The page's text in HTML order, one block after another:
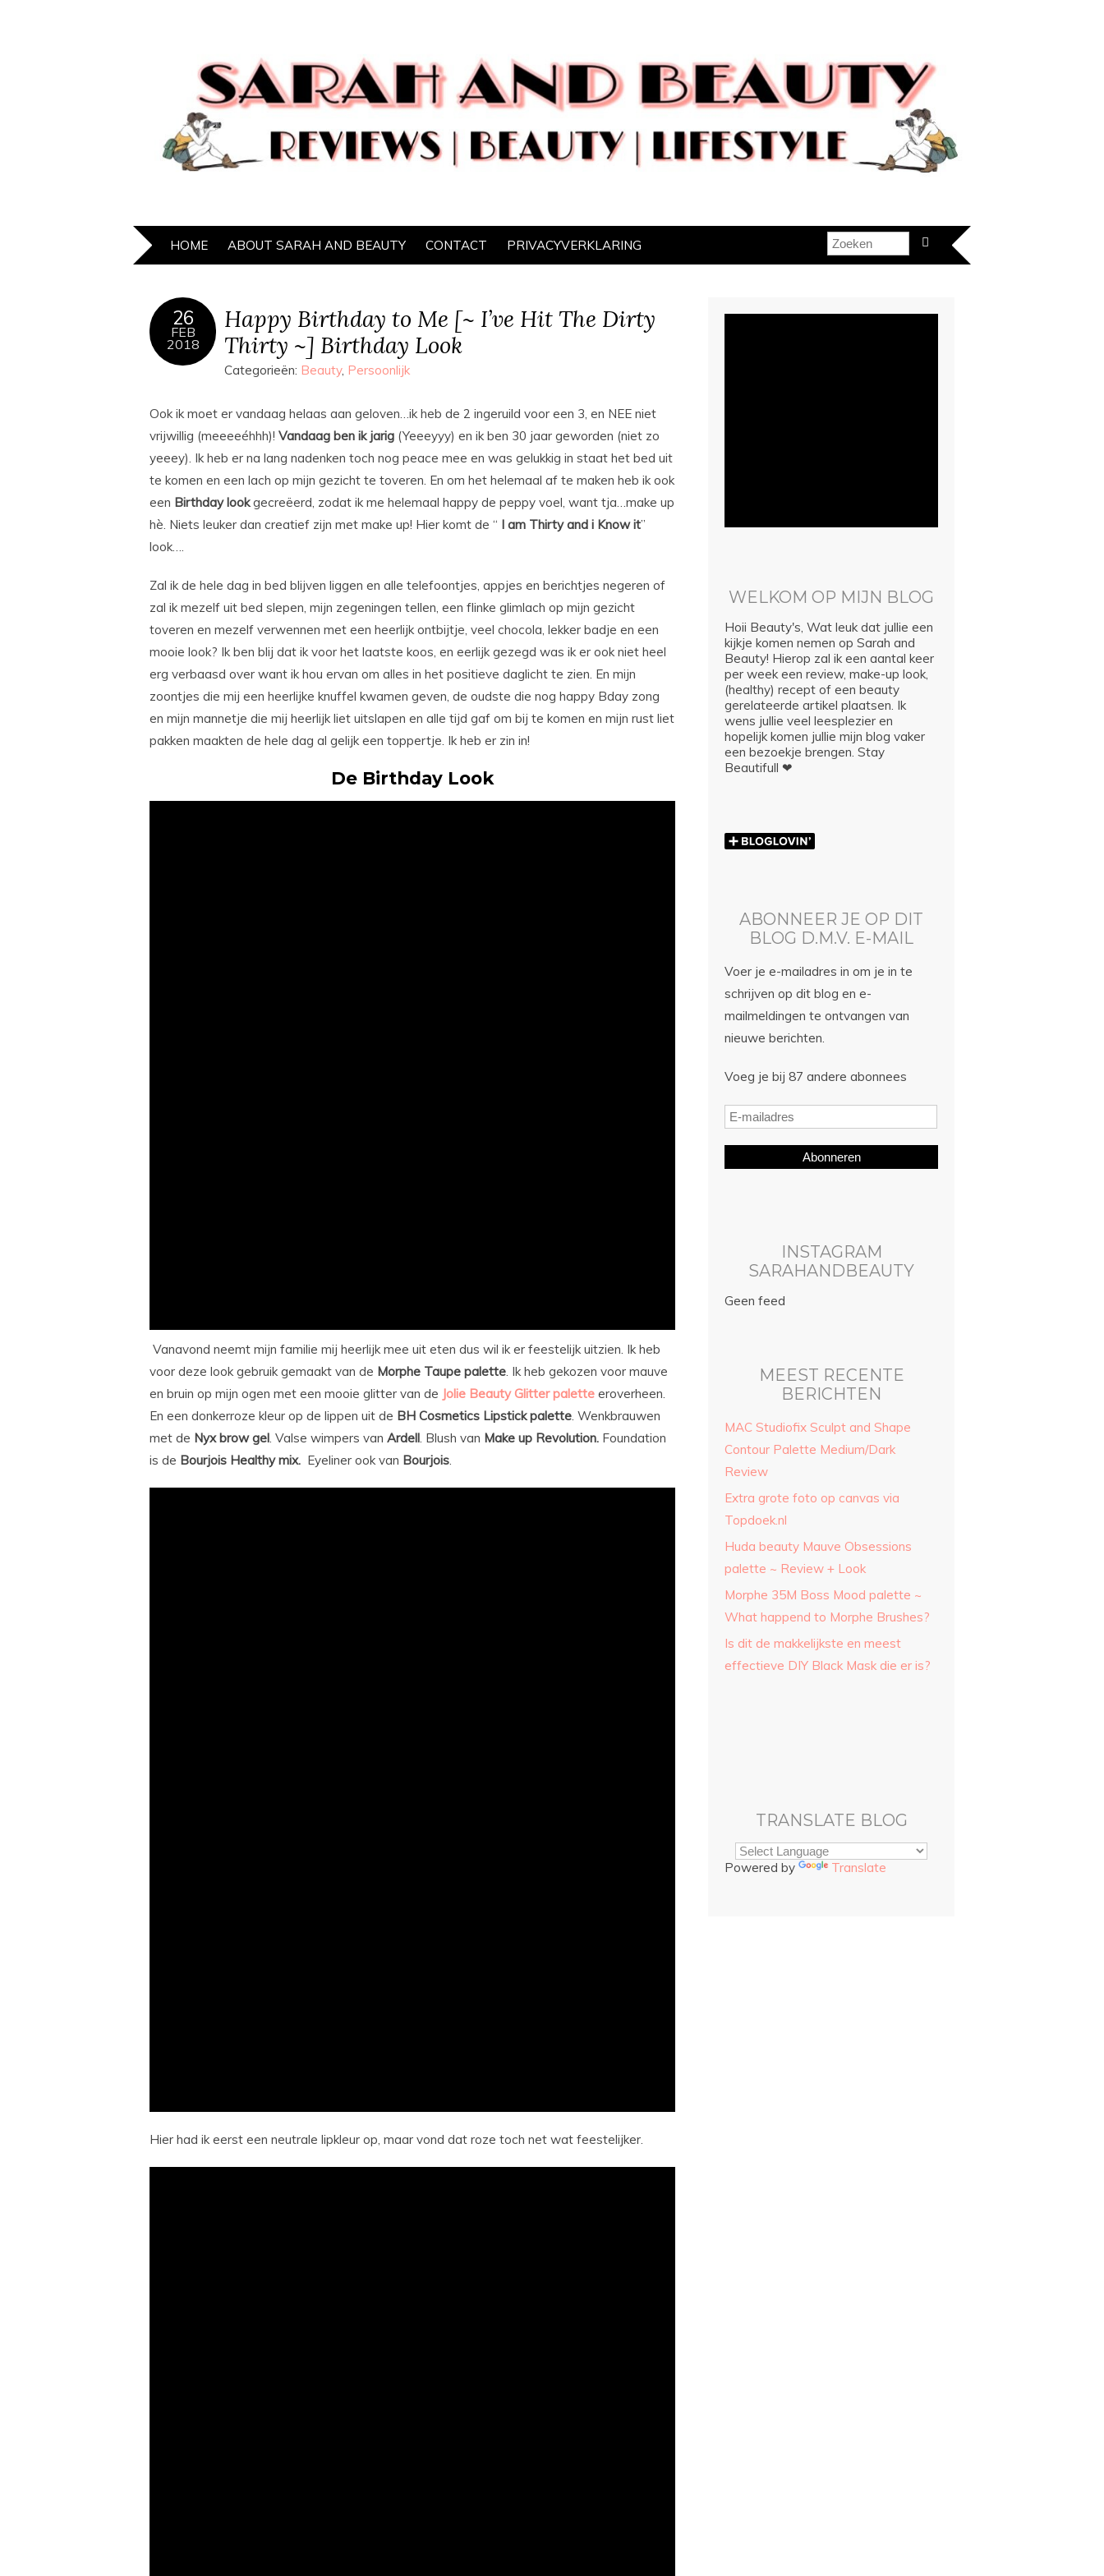
HOME ABOUT SARAH AND BEAUTY CONTACT PRIVACYVERKLARING
26
FEB
2018
Happy Birthday to Me [~ I’ve Hit The Dirty
Thirty ~] Birthday Look
Categorieën: Beauty, Persoonlijk
Ook ik moet er vandaag helaas aan geloven…ik heb de 2 ingeruild voor een 3, en NEE niet
vrijwillig (meeeeéhhh)! Vandaag ben ik jarig (Yeeeyyy) en ik ben 30 jaar geworden (niet zo
yeeey). Ik heb er na lang nadenken toch nog peace mee en was gelukkig in staat het bed uit
te komen en een lach op mijn gezicht te toveren. En om het helemaal af te maken heb ik ook
een Birthday lookgecreëerd, zodat ik me helemaal happy de peppy voel, want tja…make up
hè. Niets leuker dan creatief zijn met make up! Hier komt de “ I am Thirty and i Know it”
look….
Zal ik de hele dag in bed blijven liggen en alle telefoontjes, appjes en berichtjes negeren of
zal ik mezelf uit bed slepen, mijn zegeningen tellen, een flinke glimlach op mijn gezicht
toveren en mezelf verwennen met een heerlijk ontbijtje, veel chocola, lekker badje en een
mooie look? Ik ben blij dat ik voor het laatste koos, en eerlijk gezegd was ik er ook niet heel
erg verbaasd over want ik hou ervan om alles in het positieve daglicht te zien. En mijn
zoontjes die mij een heerlijke knuffel kwamen geven, de oudste die nog happy Bday zong
en mijn mannetje die mij heerlijk liet uitslapen en alle tijd gaf om bij te komen en mijn rust liet
pakken maakten de hele dag al gelijk een toppertje. Ik heb er zin in!
De Birthday Look
Vanavond neemt mijn familie mij heerlijk mee uit eten dus wil ik er feestelijk uitzien. Ik heb
voor deze look gebruik gemaakt van de Morphe Taupe palette. Ik heb gekozen voor mauve
en bruin op mijn ogen met een mooie glitter van de Jolie Beauty Glitter palette eroverheen.
En een donkerroze kleur op de lippen uit de BH Cosmetics Lipstick palette. Wenkbrauwen
met de Nyx brow gel. Valse wimpers van Ardell. Blush van Make up Revolution. Foundation
is de Bourjois Healthy mix. Eyeliner ook van Bourjois.
Hier had ik eerst een neutrale lipkleur op, maar vond dat roze toch net wat feestelijker.
WELKOM OP MIJN BLOG
Hoii Beauty's, Wat leuk dat jullie een
kijkje komen nemen op Sarah and
Beauty! Hierop zal ik een aantal keer
per week een review, make-up look,
(healthy) recept of een beauty
gerelateerde artikel plaatsen. Ik
wens jullie veel leesplezier en
hopelijk komen jullie mijn blog vaker
een bezoekje brengen. Stay
Beautifull ❤
ABONNEER JE OP DIT
BLOG D.M.V. E-MAIL
Voer je e-mailadres in om je in te
schrijven op dit blog en e-
mailmeldingen te ontvangen van
nieuwe berichten.
Voeg je bij 87 andere abonnees
Abonneren
INSTAGRAM
SARAHANDBEAUTY
Geen feed
MEEST RECENTE
BERICHTEN
MAC Studiofix Sculpt and Shape
Contour Palette Medium/Dark
Review
Extra grote foto op canvas via
Topdoek.nl
Huda beauty Mauve Obsessions
palette ~ Review + Look
Morphe 35M Boss Mood palette ~
What happend to Morphe Brushes?
Is dit de makkelijkste en meest
effectieve DIY Black Mask die er is?
TRANSLATE BLOG
Powered by Translate